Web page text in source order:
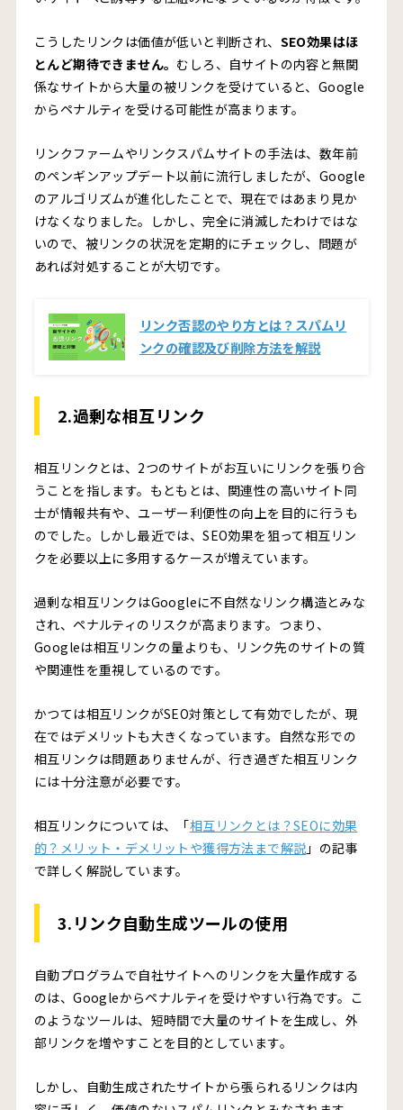
こうしたリンクは価値が低いと判断され、 SEO効果はほ
とんど期待できません。 むしろ、自サイトの内容と無関
係なサイトから大量の被リンクを受けていると、Google
からペナルティを受ける可能性が高まります。
リンクファームやリンクスパムサイトの手法は、数年前
のペンギンアップデート以前に流行しましたが、Google
のアルゴリズムが進化したことで、現在ではあまり見か
けなくなりました。しかし、完全に消滅したわけではな
いので、被リンクの状況を定期的にチェックし、問題が
あれば対処することが大切です。
リンク否認のやり方とは？スパムリ
ンクの確認及び削除方法を解説
2.過剰な相互リンク
相互リンクとは、2つのサイトがお互いにリンクを張り合
うことを指します。もともとは、関連性の高いサイト同
士が情報共有や、ユーザー利便性の向上を目的に行うも
のでした。しかし最近では、SEO効果を狙って相互リン
クを必要以上に多用するケースが増えています。
過剰な相互リンクはGoogleに不自然なリンク構造とみな
され、ペナルティのリスクが高まります。つまり、
Googleは相互リンクの量よりも、リンク先のサイトの質
や関連性を重視しているのです。
かつては相互リンクがSEO対策として有効でしたが、現
在ではデメリットも大きくなっています。自然な形での
相互リンクは問題ありませんが、行き過ぎた相互リンク
には十分注意が必要です。
相互リンクについては、「相互リンクとは？SEOに効果
的？メリット・デメリットや獲得方法まで解説 」の記事
で詳しく解説しています。
3.リンク自動生成ツールの使用
自動プログラムで自社サイトへのリンクを大量作成する
のは、Googleからペナルティを受けやすい行為です。こ
のようなツールは、短時間で大量のサイトを生成し、外
部リンクを増やすことを目的としています。
しかし、自動生成されたサイトから張られるリンクは内